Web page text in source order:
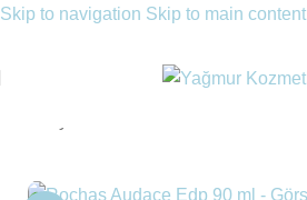
Skip to navigation Skip to main content